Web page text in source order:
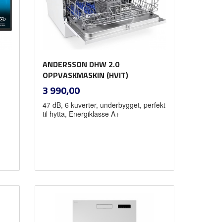
ANDERSSON DHW 2.0
OPPVASKMASKIN (HVIT)
Pris
3 990,00mva.
47 dB, 6 kuverter, underbygget, perfekt
til hytta, Energiklasse A+